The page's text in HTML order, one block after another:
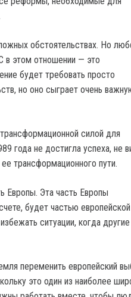
обстоятельствах. Но
в этом отношении — это
будет требовать просто
но оно сыграет очень
силой для
года не достигла успеха, не
трансформационного пути.
Европы. Эта часть Европы
будет частью европейской
ситуации, когда другие
переменить европейский
это один из наиболее